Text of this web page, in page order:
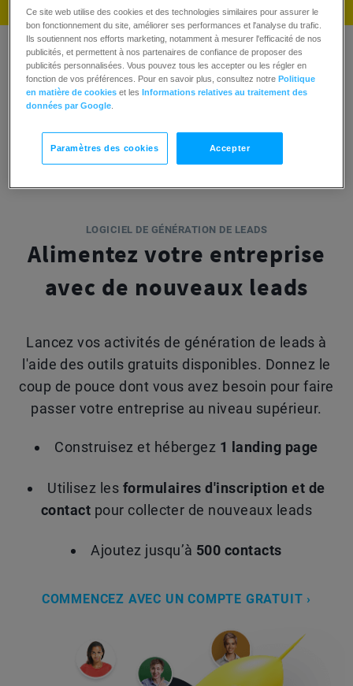
Qu'est-ce qui est inclus dans
GetResponseFree ?
LOGICIEL DE GÉNÉRATION DE LEADS
Alimentez votre entreprise
avec de nouveaux leads
Lancez vos activités de génération de leads à
l'aide des outils gratuits disponibles. Donnez le
coup de pouce dont vous avez besoin pour faire
passer votre entreprise au niveau supérieur.
Construisez et hébergez 1 landing page
Utilisez les formulaires d'inscription et de
contact pour collecter de nouveaux leads
Ajoutez jusqu’à 500 contacts
COMMENCEZ AVEC UN COMPTE GRATUIT ›
Ce site web utilise des cookies et des technologies similaires pour assurer le
bon fonctionnement du site, améliorer ses performances et l'analyse du trafic.
Ils soutiennent nos efforts marketing, notamment à mesurer l'efficacité de nos
publicités, et permettent à nos partenaires de confiance de proposer des
publicités personnalisées. Vous pouvez tous les accepter ou les régler en
fonction de vos préférences. Pour en savoir plus, consultez notre Politique
en matière de cookies et les Informations relatives au traitement des
données par Google
Paramètres des cookies Accepter